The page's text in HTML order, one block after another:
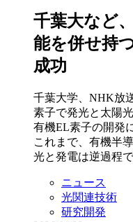
千葉大など
能を併せ持
成功
千葉大学、NHK放
素子で発光と太陽
有機EL素子の開発
これまで、有機半
光と発電は逆過程
ニュース
光関連技術
研究開発